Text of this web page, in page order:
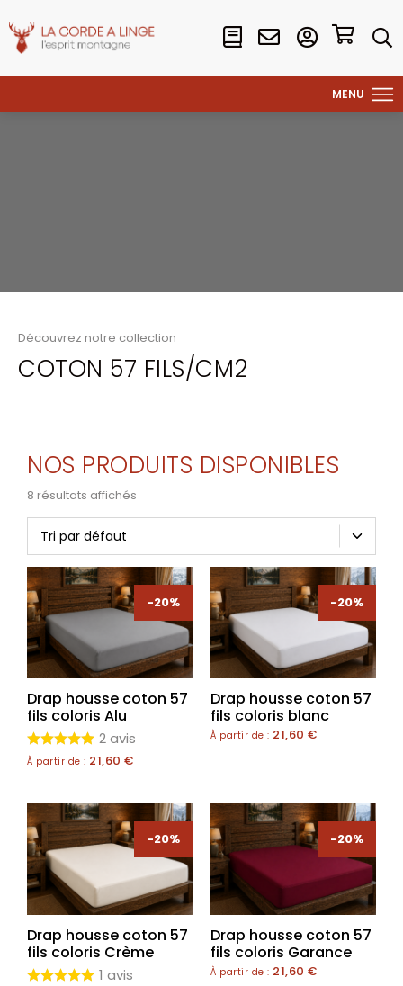
Découvrez notre collection
COTON 57 FILS/CM2
NOS PRODUITS DISPONIBLES
8 résultats affichés
-20%
Drap housse coton 57
fils coloris Alu
2 avis
À partir de : 21,60 €
-20%
Drap housse coton 57
fils coloris blanc
À partir de : 21,60 €
-20%
Drap housse coton 57
fils coloris Crème
1 avis
-20%
Drap housse coton 57
fils coloris Garance
À partir de : 21,60 €